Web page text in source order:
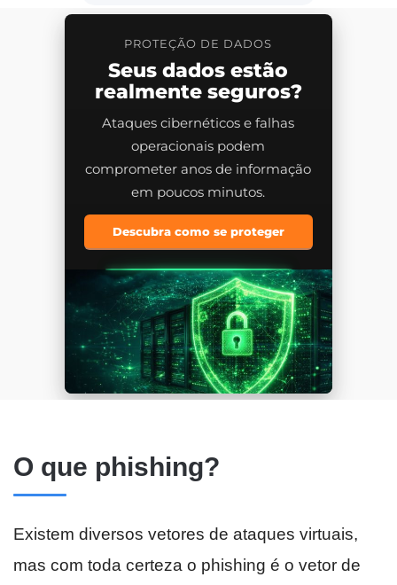
PROTEÇÃO DE DADOS
Seus dados estão
realmente seguros?
Ataques cibernéticos e falhas
operacionais podem
comprometer anos de informação
em poucos minutos.
Descubra como se proteger
O que phishing?
Existem diversos vetores de ataques virtuais,
mas com toda certeza o phishing é o vetor de